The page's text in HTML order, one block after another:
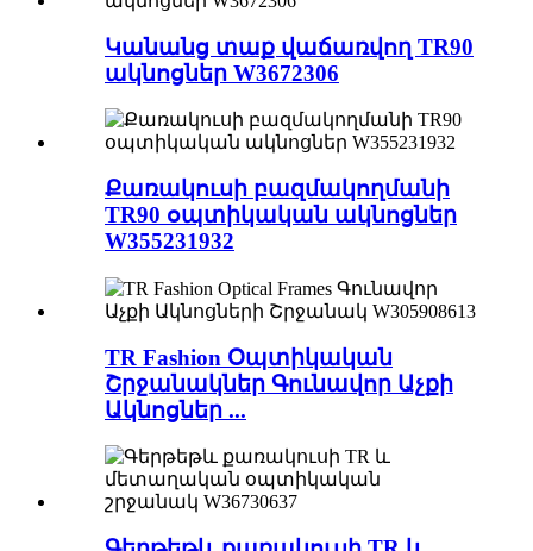
Կանանց տաք վաճառվող TR90
ակնոցներ W3672306
Քառակուսի բազմակողմանի
TR90 օպտիկական ակնոցներ
W355231932
TR Fashion Օպտիկական
Շրջանակներ Գունավոր Աչքի
Ակնոցներ ...